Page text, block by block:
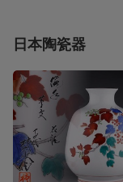
日本陶瓷器